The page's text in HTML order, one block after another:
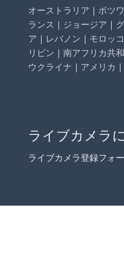
オーストラリア ｜ ボツ
ランス ｜ ジョージア ｜
ア ｜ レバノン ｜ モロッコ
リピン ｜ 南アフリカ共
ウクライナ ｜ アメリカ ｜
ライブカメラ
ライブカメラ登録フォ